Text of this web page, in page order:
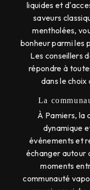
liquides et
saveurs
mentholées,
bonheur parmi les
Les conseillers
répondre à
dans le
La
À Pamiers, la
dynamique
événements et
échanger autour
moments
communauté